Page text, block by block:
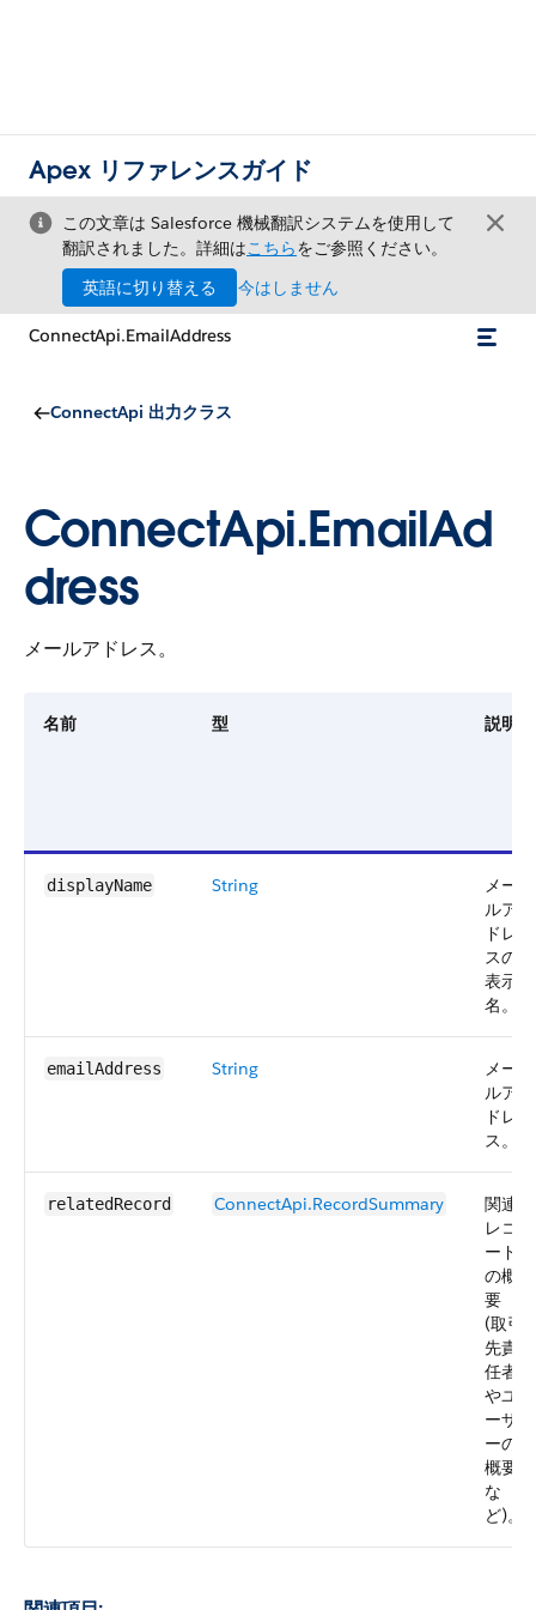
Apex リファレンスガイド
この文章は Salesforce 機械翻訳システムを使用して
翻訳されました。詳細はこちらをご参照ください。
英語に切り替える
今はしません
ConnectApi.EmailAddress
ConnectApi 出力クラス
ConnectApi.EmailAd
dress
メールアドレス。
名前 型 説明
displayName String
メー
ルア
ドレ
スの
表示
名。
emailAddress String
メー
ルア
ドレ
ス。
relatedRecord ConnectApi.RecordSummary
関連
レコ
ード
の概
要
(取引
先責
任者
やユ
ーザ
ーの
概要
な
ど)。